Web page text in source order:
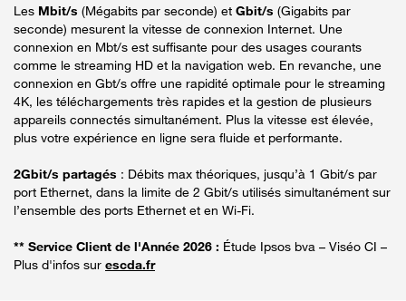
Les Mbit/s (Mégabits par seconde) et Gbit/s (Gigabits par
seconde) mesurent la vitesse de connexion Internet. Une
connexion en Mbt/s est suffisante pour des usages courants
comme le streaming HD et la navigation web. En revanche, une
connexion en Gbt/s offre une rapidité optimale pour le streaming
4K, les téléchargements très rapides et la gestion de plusieurs
appareils connectés simultanément. Plus la vitesse est élevée,
plus votre expérience en ligne sera fluide et performante.
2Gbit/s partagés : Débits max théoriques, jusqu’à 1 Gbit/s par
port Ethernet, dans la limite de 2 Gbit/s utilisés simultanément sur
l’ensemble des ports Ethernet et en Wi-Fi.
** Service Client de l'Année 2026 : Étude Ipsos bva – Viséo CI –
Plus d'infos sur escda.fr